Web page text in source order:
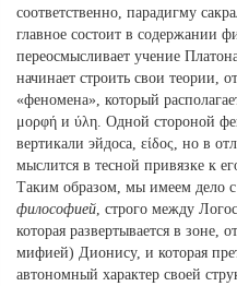
соответственно, парадигму
главное состоит в содержании
переосмысливает учение
начинает строить свои теории,
«феномена», который
μορφή и ύλη. Одной стороной
вертикали эйдоса, είδος, но в
мыслится в тесной привязке к
Таким образом, мы имеем дело
философией , строго между
которая развертывается в
мифией) Дионису, и которая
автономный характер своей